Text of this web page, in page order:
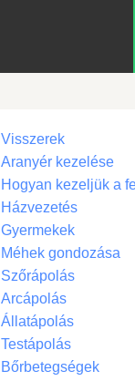
Visszerek
Aranyér kezelése
Hogyan kezeljük a
Házvezetés
Gyermekek
Méhek gondozása
Szőrápolás
Arcápolás
Állatápolás
Testápolás
Bőrbetegségek